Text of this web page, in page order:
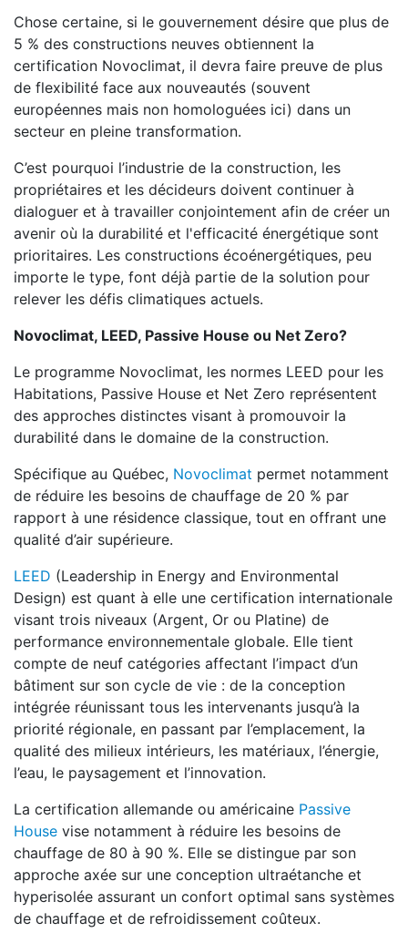
Chose certaine, si le gouvernement désire que plus de
5 % des constructions neuves obtiennent la
certification Novoclimat, il devra faire preuve de plus
de flexibilité face aux nouveautés (souvent
européennes mais non homologuées ici) dans un
secteur en pleine transformation.
C’est pourquoi l’industrie de la construction, les
propriétaires et les décideurs doivent continuer à
dialoguer et à travailler conjointement afin de créer un
avenir où la durabilité et l'efficacité énergétique sont
prioritaires. Les constructions écoénergétiques, peu
importe le type, font déjà partie de la solution pour
relever les défis climatiques actuels.
Novoclimat, LEED, Passive House ou Net Zero?
Le programme Novoclimat, les normes LEED pour les
Habitations, Passive House et Net Zero représentent
des approches distinctes visant à promouvoir la
durabilité dans le domaine de la construction.
Spécifique au Québec, Novoclimat permet notamment
de réduire les besoins de chauffage de 20 % par
rapport à une résidence classique, tout en offrant une
qualité d’air supérieure.
LEED (Leadership in Energy and Environmental
Design) est quant à elle une certification internationale
visant trois niveaux (Argent, Or ou Platine) de
performance environnementale globale. Elle tient
compte de neuf catégories affectant l’impact d’un
bâtiment sur son cycle de vie : de la conception
intégrée réunissant tous les intervenants jusqu’à la
priorité régionale, en passant par l’emplacement, la
qualité des milieux intérieurs, les matériaux, l’énergie,
l’eau, le paysagement et l’innovation.
La certification allemande ou américaine Passive
House vise notamment à réduire les besoins de
chauffage de 80 à 90 %. Elle se distingue par son
approche axée sur une conception ultraétanche et
hyperisolée assurant un confort optimal sans systèmes
de chauffage et de refroidissement coûteux.